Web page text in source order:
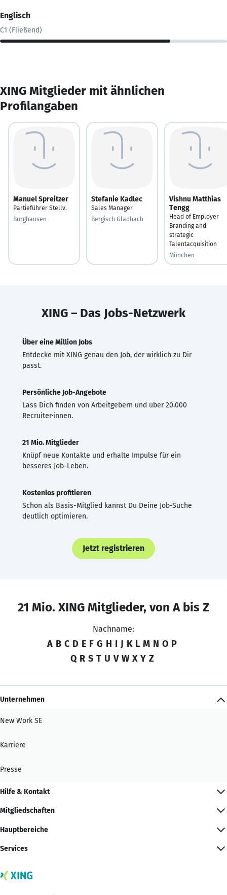
Englisch
C1 (Fließend)
XING Mitglieder mit ähnlichen
Profilangaben
Manuel Spreitzer
Partieführer Stellv.
Burghausen
Stefanie Kadlec
Sales Manager
Bergisch Gladbach
Vishnu Matthias
Tengg
Head of Employer
Branding and
strategic
Talentacquisition
München
XING – Das Jobs-Netzwerk
Über eine Million Jobs
Entdecke mit XING genau den Job, der wirklich zu Dir
passt.
Persönliche Job-Angebote
Lass Dich finden von Arbeitgebern und über 20.000
Recruiter·innen.
21 Mio. Mitglieder
Knüpf neue Kontakte und erhalte Impulse für ein
besseres Job-Leben.
Kostenlos profitieren
Schon als Basis-Mitglied kannst Du Deine Job-Suche
deutlich optimieren.
Jetzt registrieren
21 Mio. XING Mitglieder, von A bis Z
Nachname:
A B C D E F G H I J K L M N O P
Q R S T U V W X Y Z
Unternehmen
New Work SE
Karriere
Presse
Hilfe & Kontakt
Mitgliedschaften
Hauptbereiche
Services